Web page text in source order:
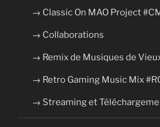
→ Classic On MAO Project
→ Collaborations
→ Remix de Musiques de
→ Retro Gaming Music Mix
→ Streaming et